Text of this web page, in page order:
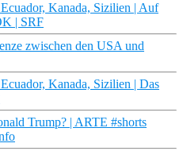
Kanada, Sizilien | Auf
| SRF
zwischen den USA und
Kanada, Sizilien | Das
Trump? | ARTE #shorts